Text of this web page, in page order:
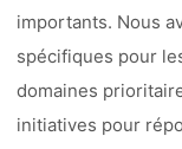
importants. Nous
spécifiques pour
domaines
initiatives pour